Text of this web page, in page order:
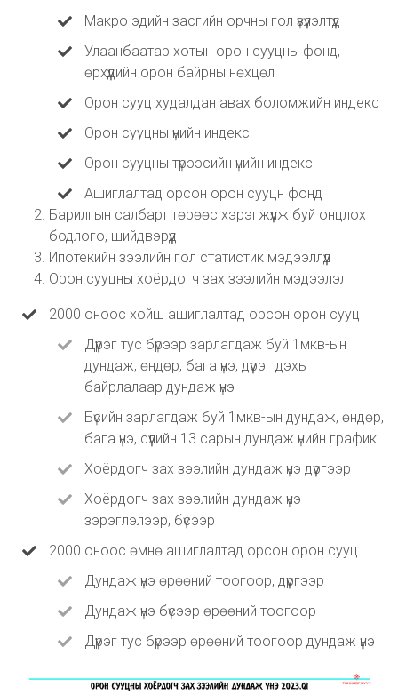
Макро эдийн засгийн орчны гол үзүүлэлтүүд
Улаанбаатар хотын орон сууцны фонд,
өрхүүдийн орон байрны нөхцөл
Орон сууц худалдан авах боломжийн индекс
Орон сууцны үнийн индекс
Орон сууцны түрээсийн үнийн индекс
Ашиглалтад орсон орон сууцн фонд
Барилгын салбарт төрөөс хэрэгжүүлж буй онцлох
бодлого, шийдвэрүүд
Ипотекийн зээлийн гол статистик мэдээллүүд
Орон сууцны хоёрдогч зах зээлийн мэдээлэл
2000 оноос хойш ашиглалтад орсон орон сууц
Дүүрэг тус бүрээр зарлагдаж буй 1мкв-ын
дундаж, өндөр, бага үнэ, дүүрэг дэхь
байрлалаар дундаж үнэ
Бүсийн зарлагдаж буй 1мкв-ын дундаж, өндөр,
бага үнэ, сүүлийн 13 сарын дундаж үнийн график
Хоёрдогч зах зээлийн дундаж үнэ дүүргээр
Хоёрдогч зах зээлийн дундаж үнэ
зэрэглэлээр, бүсээр
2000 оноос өмнө ашиглалтад орсон орон сууц
Дундаж үнэ өрөөний тоогоор, дүүргээр
Дундаж үнэ бүсээр өрөөний тоогоор
Дүүрэг тус бүрээр өрөөний тоогоор дундаж үнэ